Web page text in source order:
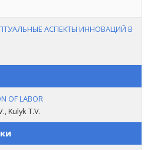
АСПЕКТЫ ИННОВАЦИЙ В
OF LABOR
Kulyk T.V.